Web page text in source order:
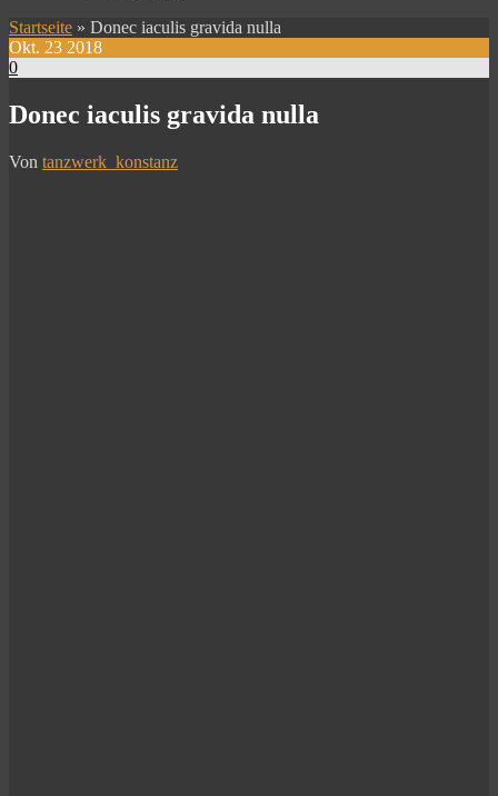
Startseite » Donec iaculis gravida nulla
Okt. 23 2018
0
Donec iaculis gravida nulla
Von tanzwerk_konstanz